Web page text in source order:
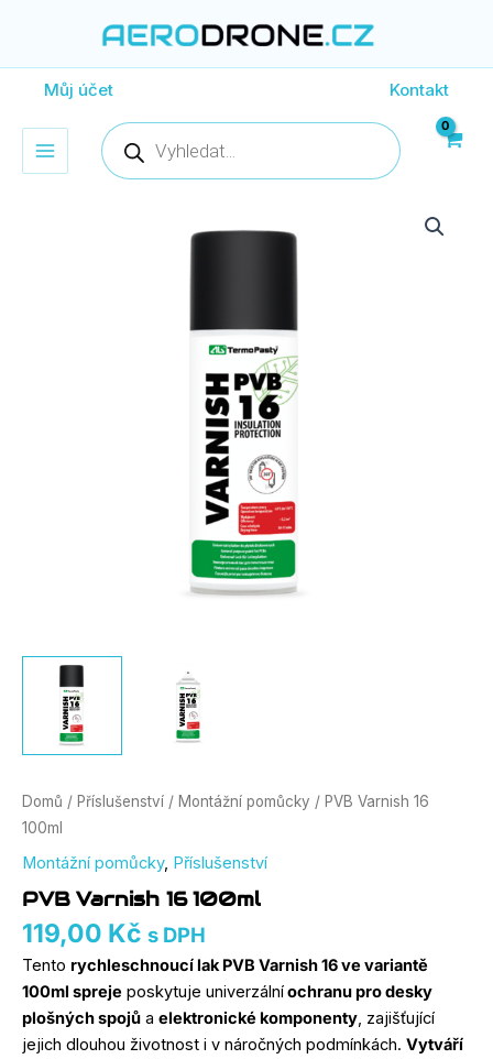
obsah
Můj účet Kontakt
Products
search
Domů / Příslušenství / Montážní pomůcky / PVB Varnish 16
100ml
Montážní pomůcky, Příslušenství
PVB Varnish 16 100ml
119,00 Kč s DPH
Tento rychleschnoucí lak PVB Varnish 16 ve variantě
100ml spreje poskytuje univerzálníochranu pro desky
plošných spojů a elektronické komponenty, zajišťující
jejich dlouhou životnost i v náročných podmínkách. Vytváří